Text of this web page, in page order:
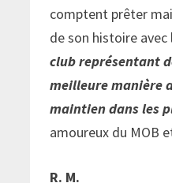
comptent prêter
de son histoire
club représentant
meilleure manière
maintien dans les
amoureux du MOB
R. M.